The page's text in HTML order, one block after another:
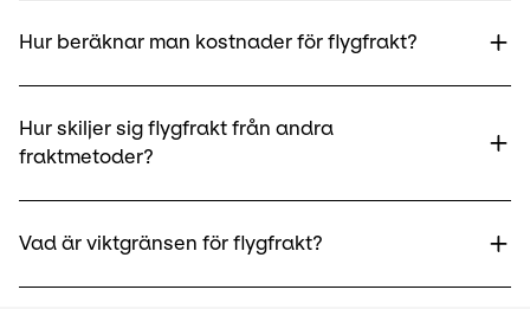
Hur beräknar man kostnader för flygfrakt?
Hur skiljer sig flygfrakt från andra
fraktmetoder?
Vad är viktgränsen för flygfrakt?